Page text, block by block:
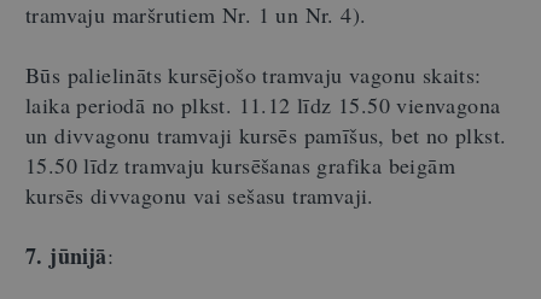
tramvaju maršrutiem Nr. 1 un Nr. 4).
Būs palielināts kursējošo tramvaju vagonu skaits:
laika periodā no plkst. 11.12 līdz 15.50 vienvagona
un divvagonu tramvaji kursēs pamīšus, bet no plkst.
15.50 līdz tramvaju kursēšanas grafika beigām
kursēs divvagonu vai sešasu tramvaji.
7. jūnijā: